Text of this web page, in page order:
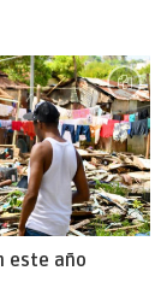
este año